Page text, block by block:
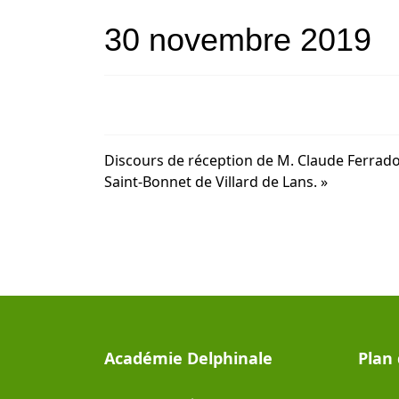
30 novembre 2019
Discours de réception de M. Claude
Saint-Bonnet de Villard de Lans. »
Académie Delphinale Plan